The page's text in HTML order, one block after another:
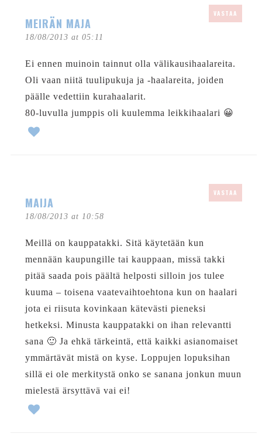
MEIRÄN MAJA
18/08/2013 at 05:11
VASTAA
Ei ennen muinoin tainnut olla välikausihaalareita.
Oli vaan niitä tuulipukuja ja -haalareita, joiden
päälle vedettiin kurahaalarit.
80-luvulla jumppis oli kuulemma leikkihaalari 😀
MAIJA
18/08/2013 at 10:58
VASTAA
Meillä on kauppatakki. Sitä käytetään kun
mennään kaupungille tai kauppaan, missä takki
pitää saada pois päältä helposti silloin jos tulee
kuuma – toisena vaatevaihtoehtona kun on haalari
jota ei riisuta kovinkaan kätevästi pieneksi
hetkeksi. Minusta kauppatakki on ihan relevantti
sana 🙂 Ja ehkä tärkeintä, että kaikki asianomaiset
ymmärtävät mistä on kyse. Loppujen lopuksihan
sillä ei ole merkitystä onko se sanana jonkun muun
mielestä ärsyttävä vai ei!